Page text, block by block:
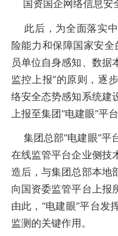
国资国企网络信息安
此后，为全面落实中
险能力和保障国家安
员单位自身感知、数据
监控上报”的原则，逐
络安全态势感知系统建
上报至集团“电建眼”平
集团总部“电建眼”平
在线监管平台企业侧技
造后，与集团总部本地
向国资委监管平台上报
由此，“电建眼”平台发
监测的关键作用。